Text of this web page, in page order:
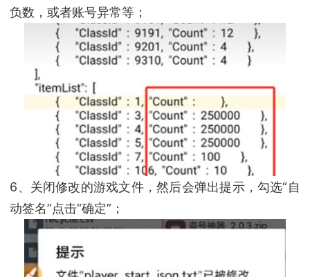
负数，或者账号异常等；
6、关闭修改的游戏文件，然后会弹出提示，勾选“自
动签名”点击“确定”；